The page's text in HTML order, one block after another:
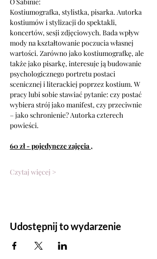
Kostiumografka, stylistka, pisarka. Autorka
kostiumów i stylizacji do spektakli,
koncertów, sesji zdjęciowych. Bada wpływ
mody na kształtowanie poczucia własnej
wartości. Zarówno jako kostiumografkę, ale
także jako pisarkę, interesuje ją budowanie
psychologicznego portretu postaci
scenicznej i literackiej poprzez kostium. W
pracy lubi sobie stawiać pytanie: czy postać
wybiera strój jako manifest, czy przeciwnie
– jako schronienie? Autorka czterech
powieści.
60 zł - pojedyncze zajęcia ,
Czytaj więcej >
Udostępnij to wydarzenie